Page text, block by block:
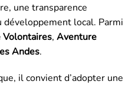
une transparence
local. Parmi
Volontaires, Aventure
Andes.
il convient d’adopter une